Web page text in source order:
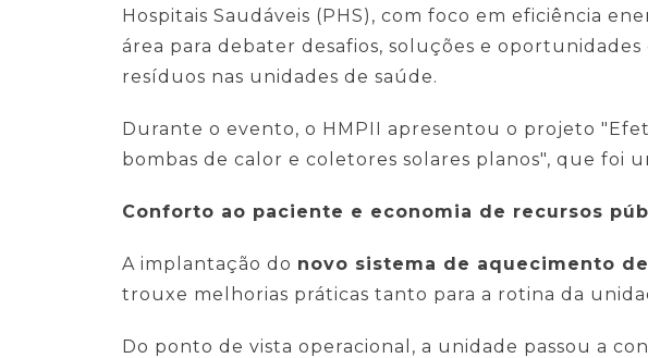
Hospitais Saudáveis (PHS), com foco em eficiência
área para debater desafios, soluções e
resíduos nas unidades de saúde.
Durante o evento, o HMPII apresentou o projeto
bombas de calor e coletores solares planos", que foi
Conforto ao paciente e economia de recursos
A implantação do novo sistema de aquecimento
trouxe melhorias práticas tanto para a rotina da
Do ponto de vista operacional, a unidade passou a